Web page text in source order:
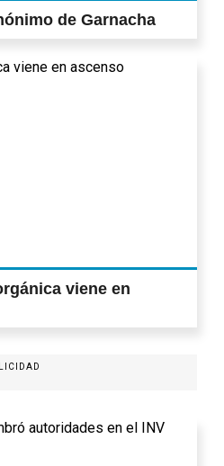
de Garnacha
viene en